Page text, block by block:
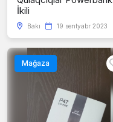
İkili
Bakı 19 sentyabr 2023
Mağaza